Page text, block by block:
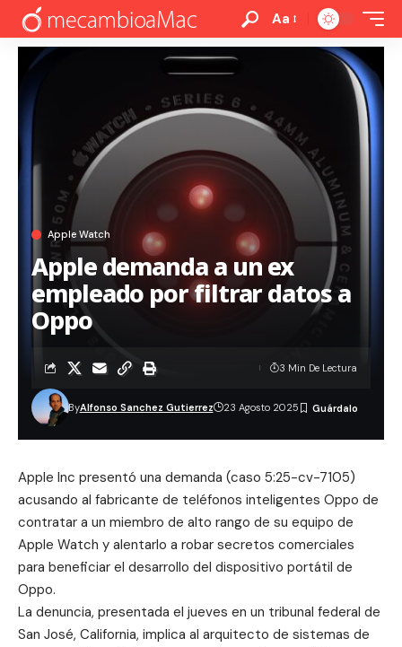
Aa
Apple Watch
Apple demanda a un ex
empleado por filtrar datos a
Oppo
ByAlfonso Sanchez Gutierrez 23 Agosto 2025
3 Min De Lectura
Apple Inc presentó una demanda (caso 5:25-cv-7105)
acusando al fabricante de teléfonos inteligentes Oppo de
contratar a un miembro de alto rango de su equipo de
Apple Watch y alentarlo a robar secretos comerciales
para beneficiar el desarrollo del dispositivo portátil de
Oppo.
La denuncia, presentada el jueves en un tribunal federal de
San José, California, implica al arquitecto de sistemas de